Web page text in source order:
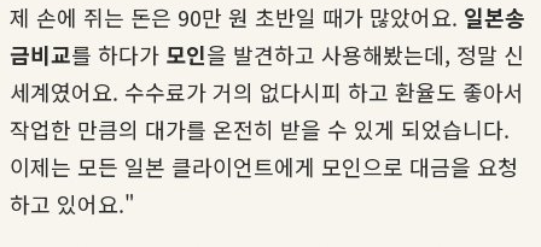
제 손에 쥐는 돈은 90만 원 초반일 때가 많았어요. 일본송
금비교를 하다가 모인을 발견하고 사용해봤는데, 정말 신
세계였어요. 수수료가 거의 없다시피 하고 환율도 좋아서
작업한 만큼의 대가를 온전히 받을 수 있게 되었습니다.
이제는 모든 일본 클라이언트에게 모인으로 대금을 요청
하고 있어요."